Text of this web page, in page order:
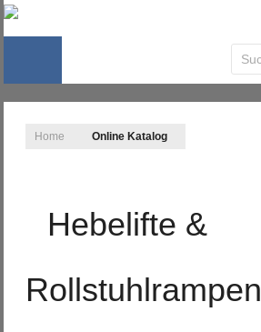
Home Online Katalog
Hebelifte &
Rollstuhlrampen